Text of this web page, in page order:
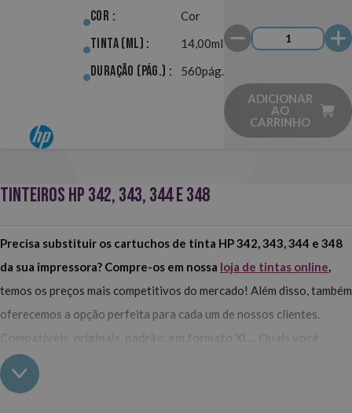
Cor : Cor
Tinta (ml) : 14,00ml
Duração (pág.) : 560pág.
ADICIONAR
AO
CARRINHO
TINTEIROS HP 342, 343, 344 E 348
Precisa substituir os cartuchos de tinta HP 342, 343, 344 e 348
da sua impressora? Compre-os em nossa loja de tintas online,
temos os preços mais competitivos do mercado! Além disso, também
oferecemos a opção perfeita para cada um de nossos clientes.
Compatíveis, originais, padrão, em formato XL... Quais você
prefere?
Compre os cartuchos HP 342, 343, 344 e 348 para sua impressora